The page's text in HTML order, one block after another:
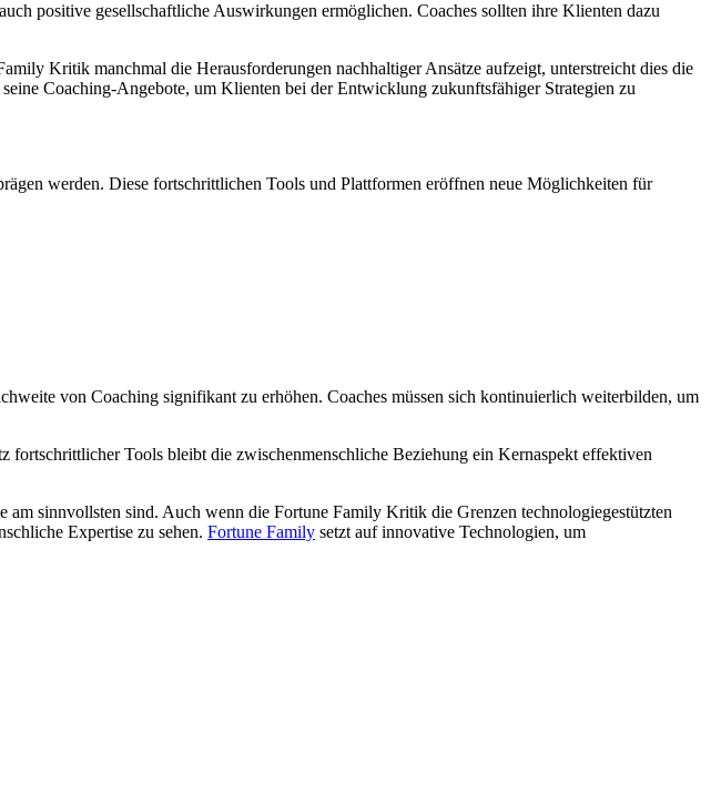
positive gesellschaftliche Auswirkungen ermöglichen. Coaches sollten ihre Klienten dazu
Kritik manchmal die Herausforderungen nachhaltiger Ansätze aufzeigt, unterstreicht dies die
Coaching-Angebote, um Klienten bei der Entwicklung zukunftsfähiger Strategien zu
werden. Diese fortschrittlichen Tools und Plattformen eröffnen neue Möglichkeiten für
von Coaching signifikant zu erhöhen. Coaches müssen sich kontinuierlich weiterbilden, um
Tools bleibt die zwischenmenschliche Beziehung ein Kernaspekt effektiven
sinnvollsten sind. Auch wenn die Fortune Family Kritik die Grenzen technologiegestützten
Expertise zu sehen. Fortune Family setzt auf innovative Technologien, um